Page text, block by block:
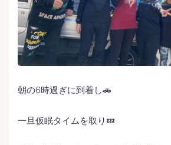
朝の6時過ぎに到着し🚗
一旦仮眠タイムを取り💤